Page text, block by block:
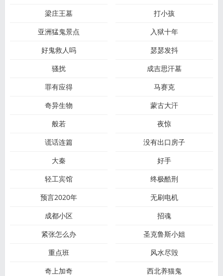
梁庄王墓
打小孩
亚洲猛鬼景点
入狱十年
好鬼救人吗
瑟瑟发抖
骚扰
成吉思汗墓
罪有应得
马赛克
奇异生物
蒙古大汗
般若
夜惊
谎话连篇
没有出口房子
大秦
好手
轻工宾馆
终极酷刑
预言2020年
无刷电机
成都小区
招魂
紧张怎么办
圣克鲁斯小姐
重点班
风水尽毁
奇上加奇
西北养猫鬼